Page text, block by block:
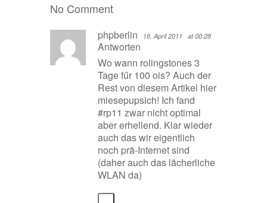
No Comment
phpberlin 16. April 2011 at 00:28
Antworten
Wo wann rolingstones 3
Tage fűr 100 ois? Auch der
Rest von diesem Artikel hier
miesepupsich! Ich fand
#rp11 zwar nicht optimal
aber erhellend. Klar wieder
auch das wir eigentlich
noch prä-Internet sind
(daher auch das lächerliche
WLAN da)